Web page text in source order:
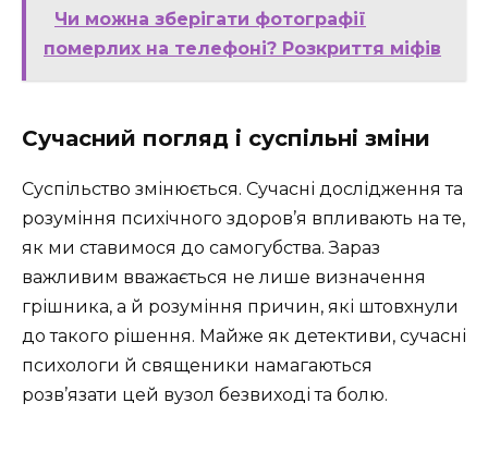
Чи можна зберігати фотографії
померлих на телефоні? Розкриття міфів
Сучасний погляд і суспільні зміни
Суспільство змінюється. Сучасні дослідження та
розуміння психічного здоров’я впливають на те,
як ми ставимося до самогубства. Зараз
важливим вважається не лише визначення
грішника, а й розуміння причин, які штовхнули
до такого рішення. Майже як детективи, сучасні
психологи й священики намагаються
розв’язати цей вузол безвиході та болю.